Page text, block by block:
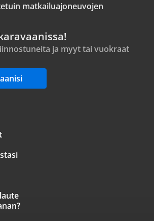
matkailuajoneuvojen
ja myyt tai vuokraat